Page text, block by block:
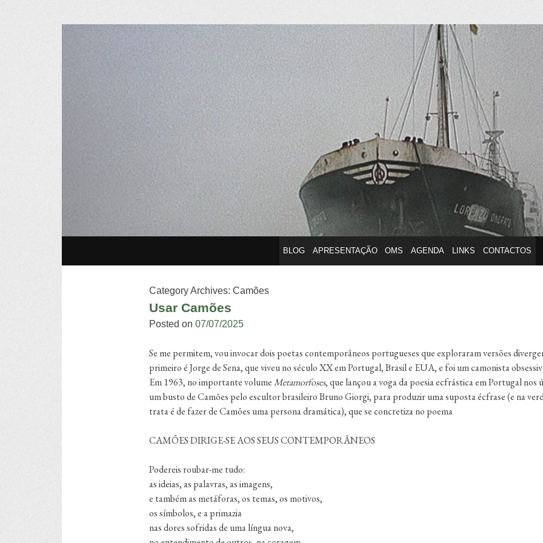
Osvaldo Manuel
BLOG APRESENTAÇÃO OMS AGENDA LINKS CONTACTOS
Category Archives: Camões
Usar Camões
Posted on 07/07/2025
Se me permitem, vou invocar dois poetas contemporâneos portugueses que exploraram versões
primeiro é Jorge de Sena, que viveu no século XX em Portugal, Brasil e EUA, e foi um camonista
Em 1963, no importante volumeMetamorfoses, que lançou a voga da poesia ecfrástica em Portugal nos
um busto de Camões pelo escultor brasileiro Bruno Giorgi, para produzir uma suposta écfrase (e na
trata é de fazer de Camões uma persona dramática), que se concretiza no poema
CAMÕES DIRIGE-SE AOS SEUS CONTEMPORÂNEOS
Podereis roubar-me tudo:
as ideias, as palavras, as imagens,
e também as metáforas, os temas, os motivos,
os símbolos, e a primazia
nas dores sofridas de uma língua nova,